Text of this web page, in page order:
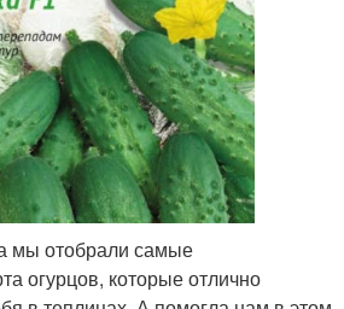
мы отобрали самые
огурцов, которые отлично